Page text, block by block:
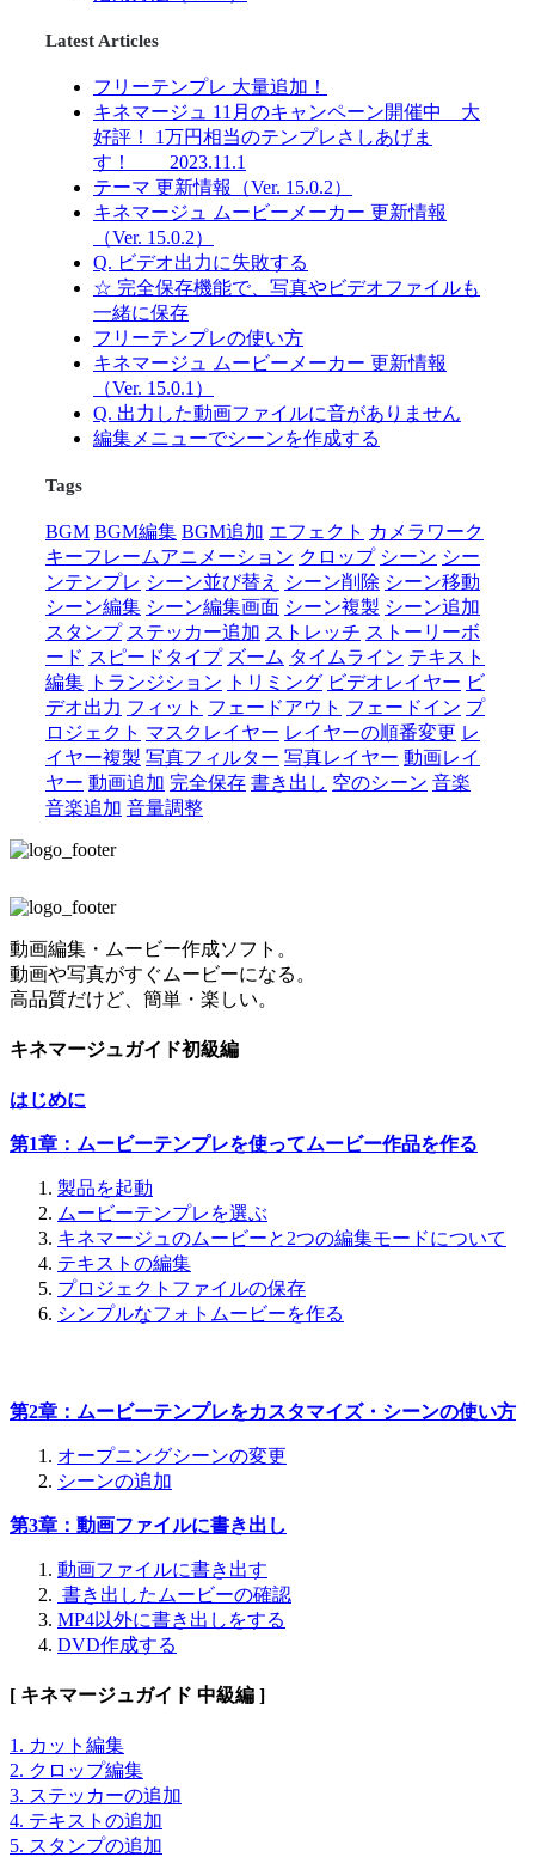
Latest Articles
フリーテンプレ 大量追加！
キネマージュ 11月のキャンペーン開催中 大
好評！ 1万円相当のテンプレさしあげま
す！ 2023.11.1
テーマ 更新情報（Ver. 15.0.2）
キネマージュ ムービーメーカー 更新情報
（Ver. 15.0.2）
Q. ビデオ出力に失敗する
☆ 完全保存機能で、写真やビデオファイルも
一緒に保存
フリーテンプレの使い方
キネマージュ ムービーメーカー 更新情報
（Ver. 15.0.1）
Q. 出力した動画ファイルに音がありません
編集メニューでシーンを作成する
Tags
BGM BGM編集 BGM追加 エフェクト カメラワーク
キーフレームアニメーション クロップ シーン シー
ンテンプレ シーン並び替え シーン削除 シーン移動
シーン編集 シーン編集画面 シーン複製 シーン追加
スタンプ ステッカー追加 ストレッチ ストーリーボ
ード スピードタイプ ズーム タイムライン テキスト
編集 トランジション トリミング ビデオレイヤー ビ
デオ出力 フィット フェードアウト フェードイン プ
ロジェクト マスクレイヤー レイヤーの順番変更 レ
イヤー複製 写真フィルター 写真レイヤー 動画レイ
ヤー 動画追加 完全保存 書き出し 空のシーン 音楽
音楽追加 音量調整
動画編集・ムービー作成ソフト。
動画や写真がすぐムービーになる。
高品質だけど、簡単・楽しい。
キネマージュガイド初級編
はじめに
第1章：ムービーテンプレを使ってムービー作品を作る
製品を起動
ムービーテンプレを選ぶ
キネマージュのムービーと2つの編集モードについて
テキストの編集
プロジェクトファイルの保存
シンプルなフォトムービーを作る
第2章：ムービーテンプレをカスタマイズ・シーンの使い方
オープニングシーンの変更
シーンの追加
第3章：動画ファイルに書き出し
動画ファイルに書き出す
書き出したムービーの確認
MP4以外に書き出しをする
DVD作成する
[ キネマージュガイド 中級編 ]
1. カット編集
2. クロップ編集
3. ステッカーの追加
4. テキストの追加
5. スタンプの追加